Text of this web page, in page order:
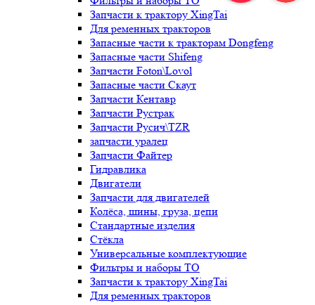
Запчасти к трактору XingTai
Для ременных тракторов
Запасные части к тракторам Dongfeng
Запасные части Shifeng
Запчасти Foton\Lovol
Запасные части Скаут
Запчасти Кентавр
Запчасти Рустрак
Запчасти Русич\TZR
запчасти уралец
Запчасти Файтер
Гидравлика
Двигатели
Запчасти для двигателей
Колёса, шины, груза, цепи
Стандартные изделия
Стёкла
Универсальные комплектующие
Фильтры и наборы ТО
Запчасти к трактору XingTai
Для ременных тракторов